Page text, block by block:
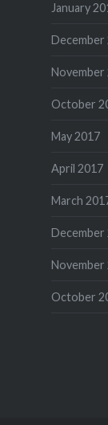
January
December
November
October
May 2017
April 2017
March
December
November
October